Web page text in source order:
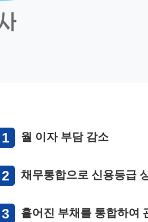
1 월 이자 부담 감소
2 채무통합으로 신용등급
3 흩어진 부채를 통합하여